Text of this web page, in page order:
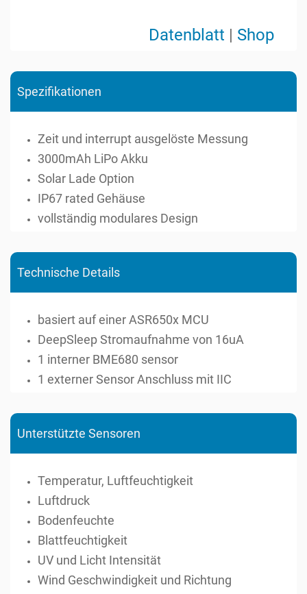
Datenblatt | Shop
Spezifikationen
Zeit und interrupt ausgelöste Messung
3000mAh LiPo Akku
Solar Lade Option
IP67 rated Gehäuse
vollständig modulares Design
Technische Details
basiert auf einer ASR650x MCU
DeepSleep Stromaufnahme von 16uA
1 interner BME680 sensor
1 externer Sensor Anschluss mit IIC
Unterstützte Sensoren
Temperatur, Luftfeuchtigkeit
Luftdruck
Bodenfeuchte
Blattfeuchtigkeit
UV und Licht Intensität
Wind Geschwindigkeit und Richtung